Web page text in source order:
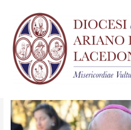
Mese: